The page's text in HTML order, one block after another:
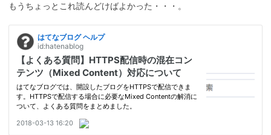
もうちょっとこれ読んどけばよかった・・・。